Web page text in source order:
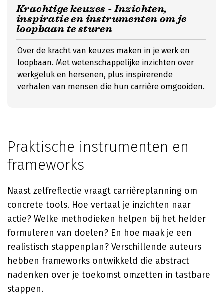
Krachtige keuzes - Inzichten,
inspiratie en instrumenten om je
loopbaan te sturen
Over de kracht van keuzes maken in je werk en
loopbaan. Met wetenschappelijke inzichten over
werkgeluk en hersenen, plus inspirerende
verhalen van mensen die hun carrière omgooiden.
Praktische instrumenten en
frameworks
Naast zelfreflectie vraagt carrièreplanning om
concrete tools. Hoe vertaal je inzichten naar
actie? Welke methodieken helpen bij het helder
formuleren van doelen? En hoe maak je een
realistisch stappenplan? Verschillende auteurs
hebben frameworks ontwikkeld die abstract
nadenken over je toekomst omzetten in tastbare
stappen.